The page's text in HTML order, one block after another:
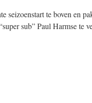
seizoenstart te boven en
sub” Paul Harmse te